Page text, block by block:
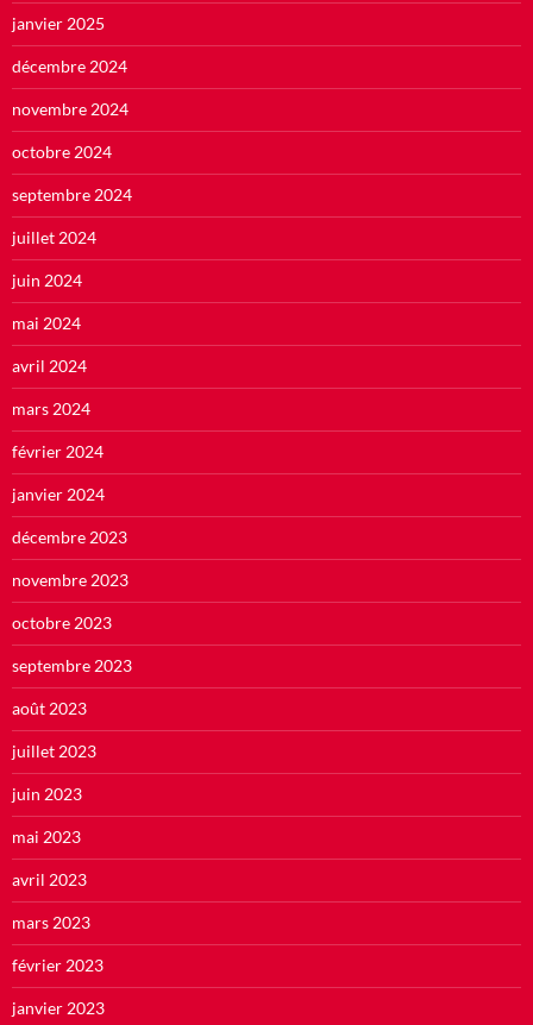
janvier 2025
décembre 2024
novembre 2024
octobre 2024
septembre 2024
juillet 2024
juin 2024
mai 2024
avril 2024
mars 2024
février 2024
janvier 2024
décembre 2023
novembre 2023
octobre 2023
septembre 2023
août 2023
juillet 2023
juin 2023
mai 2023
avril 2023
mars 2023
février 2023
janvier 2023